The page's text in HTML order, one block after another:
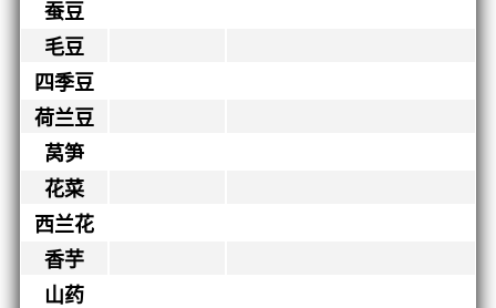
蚕豆
毛豆
四季豆
荷兰豆
莴笋
花菜
西兰花
香芋
山药